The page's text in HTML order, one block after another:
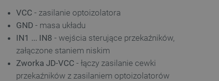
VCC - zasilanie optoizolatora
GND - masa układu
IN1 ... IN8 - wejścia sterujące przekaźników,
załączone staniem niskim
Zworka JD-VCC - łączy zasilanie cewki
przekaźników z zasilaniem optoizolatorów